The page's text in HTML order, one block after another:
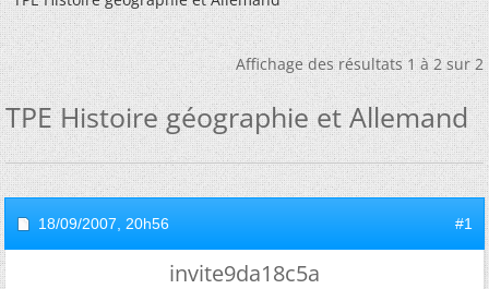
Affichage des résultats 1 à 2 sur 2
TPE Histoire géographie et Allemand
18/09/2007, 20h56 #1
invite9da18c5a